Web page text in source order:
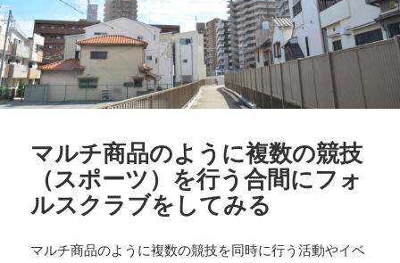
マルチ商品のように複数の競技
（スポーツ）を行う合間にフォ
ルスクラブをしてみる
マルチ商品のように複数の競技を同時に行う活動やイベ